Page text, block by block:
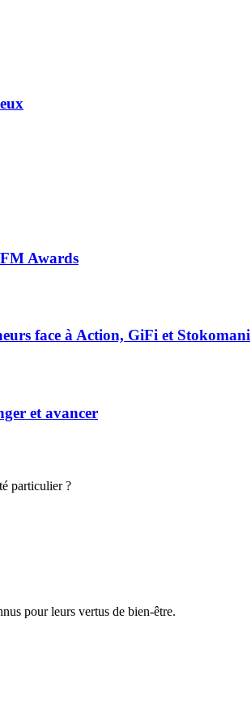
Awards
face à Action, GiFi et Stokomani
et avancer
particulier ?
pour leurs vertus de bien-être.